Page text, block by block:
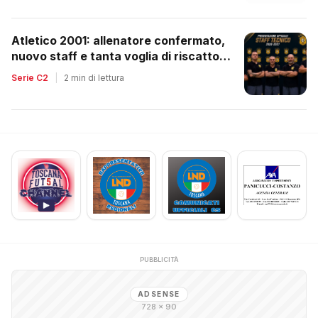
Atletico 2001: allenatore confermato,
nuovo staff e tanta voglia di riscatto
dopo la retrocessione
Serie C2 2 min di lettura
PUBBLICITÀ
ADSENSE
728 × 90